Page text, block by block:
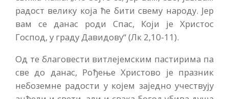
радост велику која ће бити свему народу. Јер
вам се данас роди Спас, Који је Христос
Господ, у граду Давидову“ (Лк 2,10-11).
Од те благовести витлејемским пастирима па
све до данас, Рођење Христово је празник
небоземне радости у којем заједно учествују